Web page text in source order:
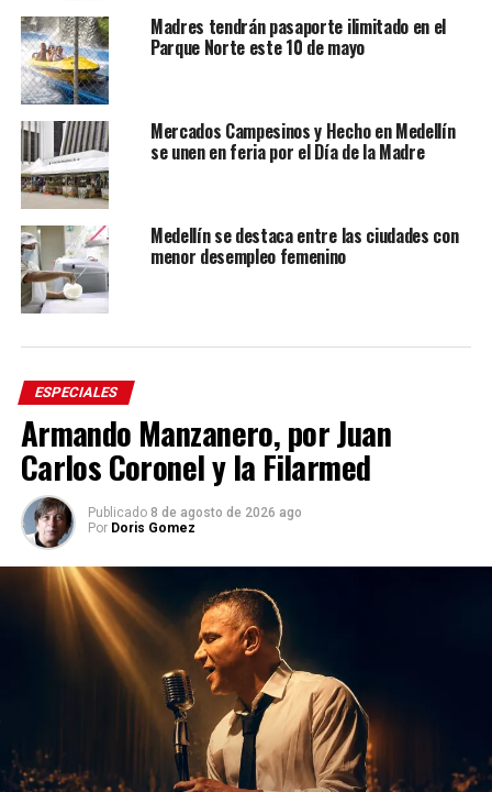
Madres tendrán pasaporte ilimitado en el
Parque Norte este 10 de mayo
Mercados Campesinos y Hecho en Medellín
se unen en feria por el Día de la Madre
Medellín se destaca entre las ciudades con
menor desempleo femenino
ESPECIALES
Armando Manzanero, por Juan
Carlos Coronel y la Filarmed
Publicado 8 de agosto de 2026 ago
Por Doris Gomez